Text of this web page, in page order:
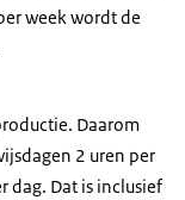
week wordt de
Daarom
2 uren per
dag. Dat is inclusief